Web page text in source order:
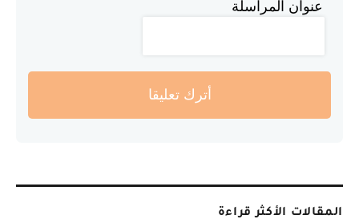
عنوان المراسلة
أترك تعليقا
المقالات الأكثر قراءة